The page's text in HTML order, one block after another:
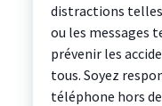
distractions
ou les messages
prévenir les
tous. Soyez
téléphone hors